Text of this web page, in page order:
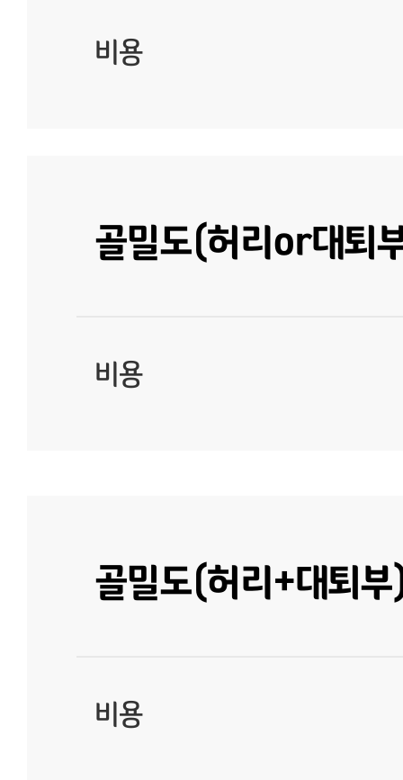
비용
골밀도(허리or대퇴
비용
골밀도(허리+대퇴
비용